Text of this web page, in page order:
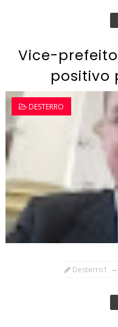
Vice-
positivo
DESTERRO
Desterro1